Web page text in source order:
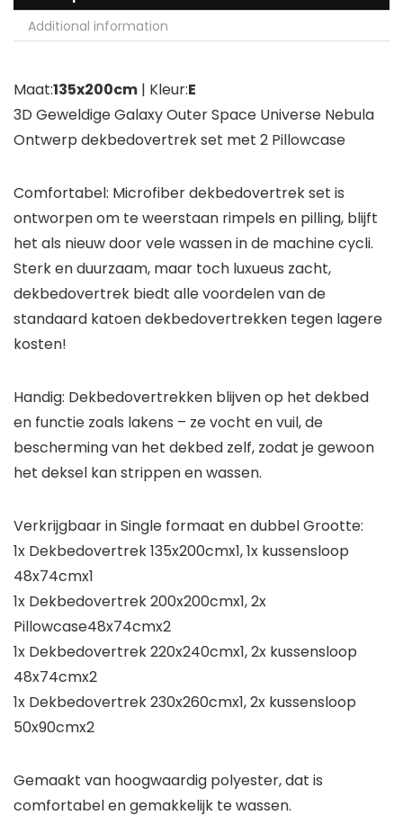
Additional information
Maat:135x200cm | Kleur:E
3D Geweldige Galaxy Outer Space Universe Nebula
Ontwerp dekbedovertrek set met 2 Pillowcase
Comfortabel: Microfiber dekbedovertrek set is
ontworpen om te weerstaan ​​rimpels en pilling, blijft
het als nieuw door vele wassen in de machine cycli.
Sterk en duurzaam, maar toch luxueus zacht,
dekbedovertrek biedt alle voordelen van de
standaard katoen dekbedovertrekken tegen lagere
kosten!
Handig: Dekbedovertrekken blijven op het dekbed
en functie zoals lakens – ze vocht en vuil, de
bescherming van het dekbed zelf, zodat je gewoon
het deksel kan strippen en wassen.
Verkrijgbaar in Single formaat en dubbel Grootte:
1x Dekbedovertrek 135x200cmx1, 1x kussensloop
48x74cmx1
1x Dekbedovertrek 200x200cmx1, 2x
Pillowcase48x74cmx2
1x Dekbedovertrek 220x240cmx1, 2x kussensloop
48x74cmx2
1x Dekbedovertrek 230x260cmx1, 2x kussensloop
50x90cmx2
Gemaakt van hoogwaardig polyester, dat is
comfortabel en gemakkelijk te wassen.